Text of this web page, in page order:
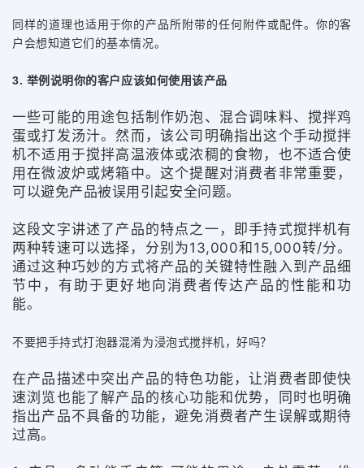
同样的道理也适用于你的产品所附带的任何附件或配件。你的客
户会想知道它们的基本情况。
3. 举例说明你的客户应该如何使用该产品
一些可能的用途包括制作奶泡、混合调味料、搅拌鸡
蛋或打发汤汁。然而，该公司明确指出这个手动搅拌
机不适用于搅拌高温液体或浓稠的食物，也不适合使
用在微波炉或烤箱中。这个提醒对消费者非常重要，
可以避免产品被误用引起安全问题。
这段文字讲述了产品的特点之一，即手持式搅拌机有
两种转速可以选择，分别为13,000和15,000转/分。
通过这种巧妙的方式将产品的关键特性融入到产品细
节中，有助于更好地向消费者传达产品的性能和功
能。
不要把手持式打泡器混淆为浸泡式搅拌机，好吗？
在产品描述中突出产品的特色功能，让消费者即使快
速浏览也能了解产品的核心功能和优势，同时也明确
指出产品不具备的功能，避免消费者产生误解或期待
过高。